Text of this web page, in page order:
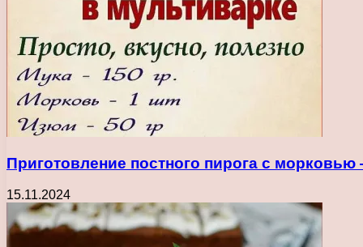
Приготовление постного пирога с
15.11.2024